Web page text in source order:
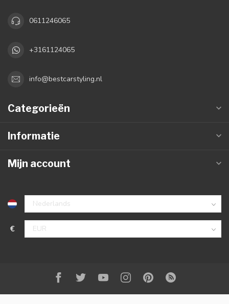
0611246065
+3161124065
info@bestcarstyling.nl
Categorieën
Informatie
Mijn account
€